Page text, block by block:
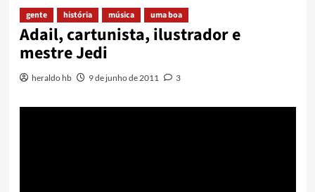
gente história música uma boa
Adail, cartunista, ilustrador e
mestre Jedi
heraldo hb 9 de junho de 2011 3